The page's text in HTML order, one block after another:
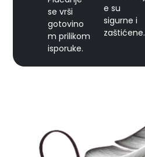
se vrši
gotovino
m prilikom
isporuke.
e su
sigurne i
zaštićene.